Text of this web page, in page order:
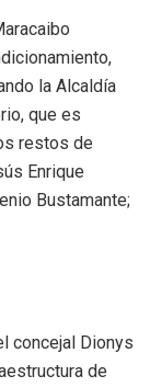
la Alcaldía
que es
restos de
Enrique
Bustamante;
concejal Dionys
de